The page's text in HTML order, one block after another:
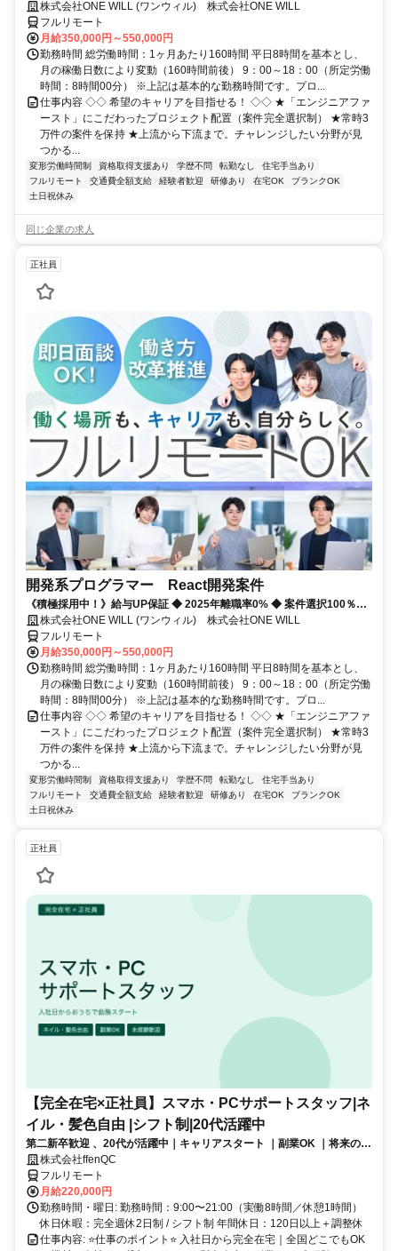
◆ 平均残業7時間！
株式会社ONE WILL (ワンウィル) 株式会社ONE WILL
フルリモート
月給350,000円～550,000円
勤務時間 総労働時間：1ヶ月あたり160時間 平日8時間を基本とし、
月の稼働日数により変動（160時間前後） 9：00～18：00（所定労働
時間：8時間00分） ※上記は基本的な勤務時間です。プロ...
仕事内容 ◇◇ 希望のキャリアを目指せる！ ◇◇ ★「エンジニアファ
ースト」にこだわったプロジェクト配置（案件完全選択制） ★常時3
万件の案件を保持 ★上流から下流まで。チャレンジしたい分野が見
つかる...
変形労働時間制 資格取得支援あり 学歴不問 転勤なし
住宅手当あり
フルリモート
交通費全額支給 経験者歓迎 研修あり 在宅OK
ブランクOK
土日祝休み
同じ企業の求人
正社員
開発系プログラマー React開発案件
《積極採用中！》給与UP保証 ◆ 2025年離職率0% ◆ 案件選択100％！
◆ 平均残業7時間！
株式会社ONE WILL (ワンウィル) 株式会社ONE WILL
フルリモート
月給350,000円～550,000円
勤務時間 総労働時間：1ヶ月あたり160時間 平日8時間を基本とし、
月の稼働日数により変動（160時間前後） 9：00～18：00（所定労働
時間：8時間00分） ※上記は基本的な勤務時間です。プロ...
仕事内容 ◇◇ 希望のキャリアを目指せる！ ◇◇ ★「エンジニアファ
ースト」にこだわったプロジェクト配置（案件完全選択制） ★常時3
万件の案件を保持 ★上流から下流まで。チャレンジしたい分野が見
つかる...
変形労働時間制 資格取得支援あり 学歴不問 転勤なし
住宅手当あり
フルリモート
交通費全額支給 経験者歓迎 研修あり 在宅OK
ブランクOK
土日祝休み
正社員
【完全在宅×正社員】スマホ・PCサポートスタッフ|ネ
イル・髪色自由 |シフト制|20代活躍中
第二新卒歓迎 、20代が活躍中｜キャリアスタート ｜副業OK ｜将来のキ
ャリアパスあり（長期キャリアを推奨しています）
株式会社ffenQC
フルリモート
月給220,000円
勤務時間・曜日: 勤務時間：9:00〜21:00（実働8時間／休憩1時間）
休日休暇：完全週休2日制 / シフト制 年間休日：120日以上＋調整休
仕事内容: ⭐️仕事のポイント⭐️ 入社日から完全在宅｜全国どこでもOK